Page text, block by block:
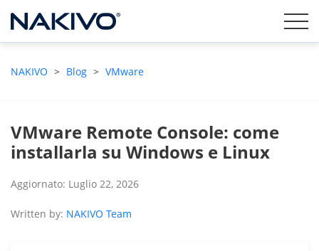
NAKIVO > Blog > VMware
VMware Remote Console: come
installarla su Windows e Linux
Aggiornato: Luglio 22, 2026
Written by: NAKIVO Team